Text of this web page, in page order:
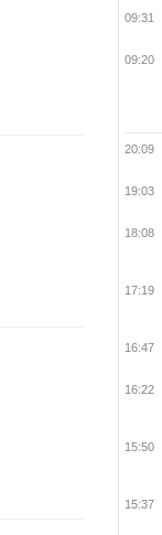
09:31
09:20
20:09
19:03
18:08
17:19
16:47
16:22
15:50
15:37